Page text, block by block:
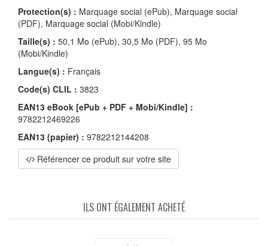
Protection(s) : Marquage social (ePub), Marquage social
(PDF), Marquage social (Mobi/Kindle)
Taille(s) : 50,1 Mo (ePub), 30,5 Mo (PDF), 95 Mo
(Mobi/Kindle)
Langue(s) : Français
Code(s) CLIL : 3823
EAN13 eBook [ePub + PDF + Mobi/Kindle] :
9782212469226
EAN13 (papier) : 9782212144208
Référencer ce produit sur votre site
ILS ONT ÉGALEMENT ACHETÉ